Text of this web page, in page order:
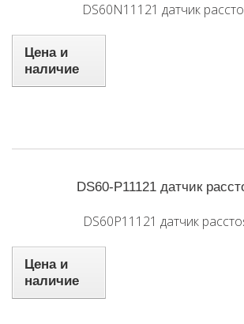
DS60N11121 датчик
Цена и
наличие
DS60-P11121 датчик
DS60P11121 датчик
Цена и
наличие